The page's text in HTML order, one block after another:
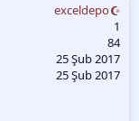
exceldepo
1
84
25 Şub 2017
25 Şub 2017